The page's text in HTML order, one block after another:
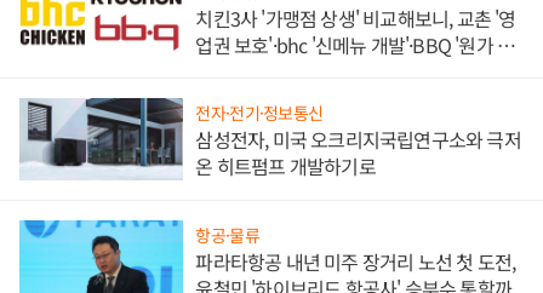
치킨3사 '가맹점 상생' 비교해보니, 교촌 '영
업권 보호'·bhc '신메뉴 개발'·BBQ '원가 부
전자·전기·정보통신
삼성전자, 미국 오크리지국립연구소와 극저
온 히트펌프 개발하기로
항공·물류
파라타항공 내년 미주 장거리 노선 첫 도전,